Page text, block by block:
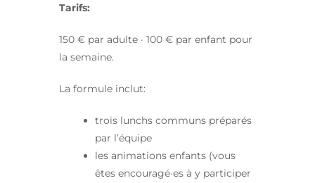
Tarifs:
150 € par adulte · 100 € par enfant pour
la semaine.
La formule inclut:
trois lunchs communs préparés
par l’équipe
les animations enfants (vous
êtes encouragé·es à y participer